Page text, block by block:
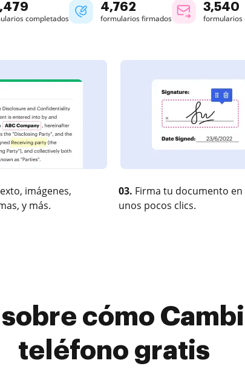
completados
4,762
formularios firmados
3,540
formularios
imágenes,
y más.
03. Firma tu documento en
unos pocos clics.
cómo
teléfono gratis